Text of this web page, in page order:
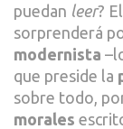
puedan leer?
sorprenderá
modernista
que preside la
sobre todo,
morales